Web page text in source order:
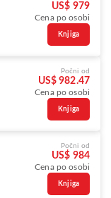
US$ 979
Cena po osobi
Knjiga
Počni od
US$ 982.47
Cena po osobi
Knjiga
Počni od
US$ 984
Cena po osobi
Knjiga